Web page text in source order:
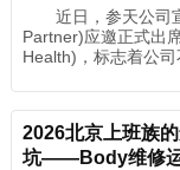
近日，参天公司宣
Partner)应邀正式出
Health)，标志着公
2026北京上班族
坑——Body维修